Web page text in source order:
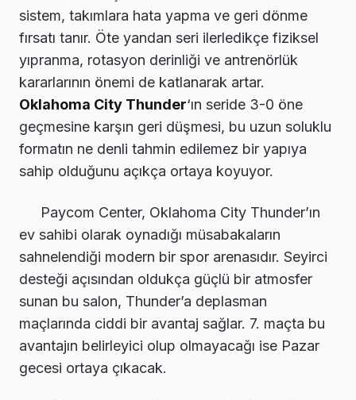
sistem, takımlara hata yapma ve geri dönme
fırsatı tanır. Öte yandan seri ilerledikçe fiziksel
yıpranma, rotasyon derinliği ve antrenörlük
kararlarının önemi de katlanarak artar.
Oklahoma City Thunder‘ın seride 3-0 öne
geçmesine karşın geri düşmesi, bu uzun soluklu
formatın ne denli tahmin edilemez bir yapıya
sahip olduğunu açıkça ortaya koyuyor.
Paycom Center, Oklahoma City Thunder’ın
ev sahibi olarak oynadığı müsabakaların
sahnelendiği modern bir spor arenasıdır. Seyirci
desteği açısından oldukça güçlü bir atmosfer
sunan bu salon, Thunder’a deplasman
maçlarında ciddi bir avantaj sağlar. 7. maçta bu
avantajın belirleyici olup olmayacağı ise Pazar
gecesi ortaya çıkacak.